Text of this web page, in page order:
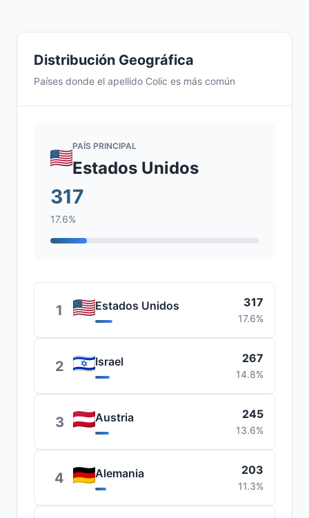
Distribución Geográfica
Países donde el apellido Colic es más común
PAÍS PRINCIPAL
Estados Unidos
317
17.6%
1 Estados Unidos 317
17.6%
2 Israel 267
14.8%
3 Austria 245
13.6%
4 Alemania 203
11.3%